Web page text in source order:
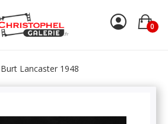
0
Burt Lancaster 1948